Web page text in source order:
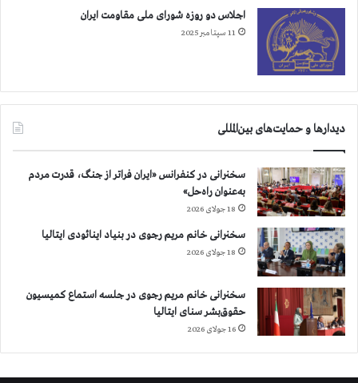
اجلاس دو روزه شورای ملی مقاومت ایران
11 سپتامبر 2025
دیدارها و حمایت‌های بین‌المللی
سخنرانی در کنفرانس «ایران فراتر از جنگ، قدرت مردم
به‌عنوان راه‌حل»
18 جولای 2026
سخنرانی خانم مریم رجوی در بنیاد اینائودی ایتالیا
18 جولای 2026
سخنرانی خانم مریم رجوی در جلسه استماع کمیسیون
حقوق‌بشر سنای ایتالیا
16 جولای 2026